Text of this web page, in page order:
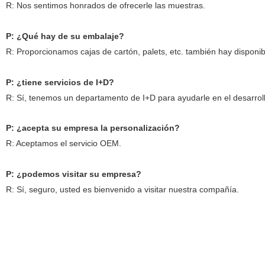
R: Nos sentimos honrados de ofrecerle las muestras.
P: ¿Qué hay de su embalaje?
R: Proporcionamos cajas de cartón, palets, etc. también hay
P: ¿tiene servicios de I+D?
R: Sí, tenemos un departamento de I+D para ayudarleen el
P: ¿acepta su empresa la personalización?
R: Aceptamos el servicio OEM.
P: ¿podemos visitar su empresa?
R: Sí, seguro, usted es bienvenido a visitar nuestra compañía.